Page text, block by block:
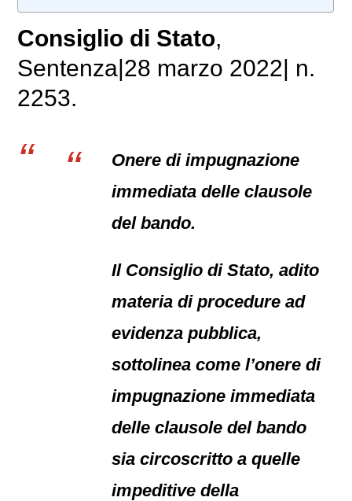
Consiglio di Stato,
Sentenza|28 marzo 2022| n.
2253.
Onere di impugnazione
immediata delle clausole
del bando.
Il Consiglio di Stato, adito
materia di procedure ad
evidenza pubblica,
sottolinea come l’onere di
impugnazione immediata
delle clausole del bando
sia circoscritto a quelle
impeditive della